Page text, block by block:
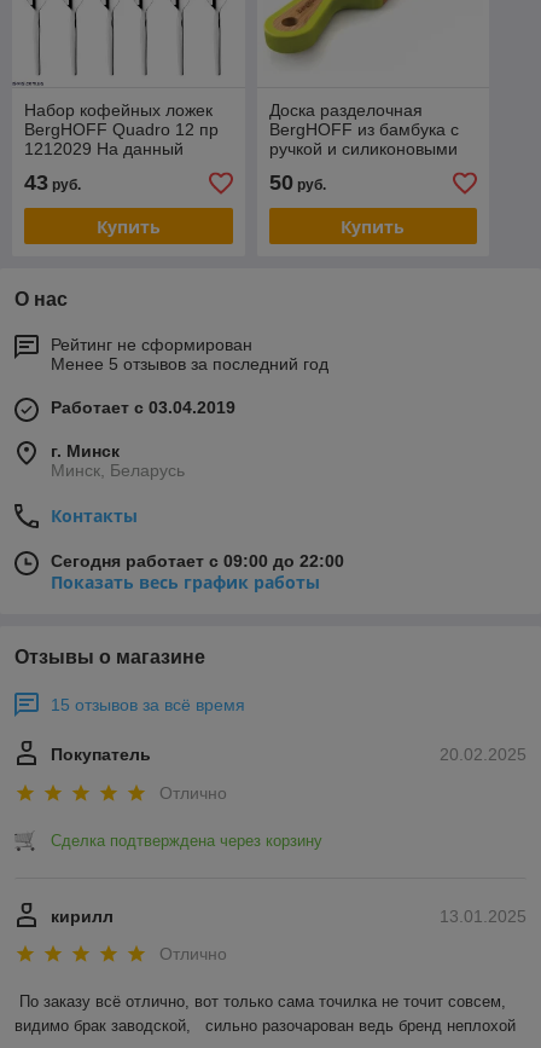
Набор кофейных ложек
BergHOFF Quadro 12 пр
1212029 На данный
товар возможна скидка .
Звоните !
43 руб.
Купить
Доска разделочная
BergHOFF из бамбука с
ручкой и силиконовыми
накладками 43х10х1,5 см
1101699
50руб.
Купить
О нас
Рейтинг не сформирован
Менее 5 отзывов за последний год
Работает с 03.04.2019
г. Минск
Минск, Беларусь
Контакты
Сегодня работает с 09:00 до 22:00
Показать весь график работы
Отзывы о магазине
15 отзывов за всё время
20.02.2025
Покупатель
Отлично
Сделка подтверждена через корзину
13.01.2025
кирилл
Отлично
По заказу всё отлично, вот только сама точилка не точит совсем,
видимо брак заводской,   сильно разочарован ведь бренд неплохой